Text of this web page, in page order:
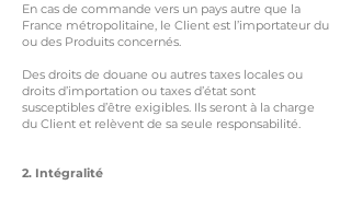
En cas de commande vers un pays autre que la
France métropolitaine, le Client est l’importateur du
ou des Produits concernés.
Des droits de douane ou autres taxes locales ou
droits d’importation ou taxes d’état sont
susceptibles d’être exigibles. Ils seront à la charge
du Client et relèvent de sa seule responsabilité.
2. Intégralité